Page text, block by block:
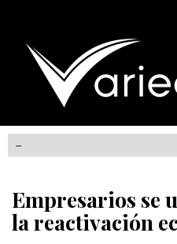
Empresarios se
la reactivación